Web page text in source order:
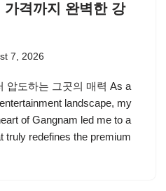
격까지 완벽한 강
7, 2026
압도하는 그곳의 매력 As a
landscape, my
of Gangnam led me to a
truly redefines the premium